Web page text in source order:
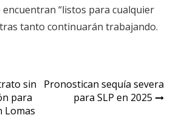
encuentran “listos para cualquier
tanto continuarán trabajando.
sin
para
Lomas
Pronostican sequía severa
para SLP en 2025